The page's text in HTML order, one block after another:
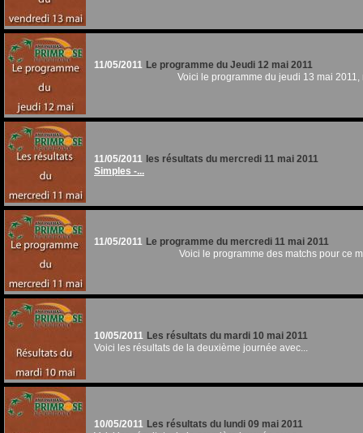
11/05/2011 Le programme du Jeudi 12 mai 2011
Voici le programme du jeudi 13 mai 2011,
11/05/2011 les résultats du mercredi 11 mai 2011
Simples -...
11/05/2011 Le programme du mercredi 11 mai 2011
Voici le programme des matchs pour ce
10/05/2011 Les résultats du mardi 10 mai 2011
Voici les résultats de la deuxième journée avec...
10/05/2011 Les résultats du lundi 09 mai 2011